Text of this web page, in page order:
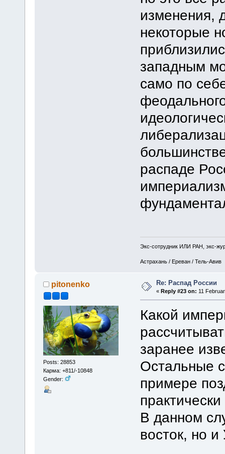
изменения,
некоторые
западным
само по
распаде
Экс-сотрудник ИЛИ РАН, экс-
Астрахань / Ереван / Тель-Авив
pitonenko
Posts: 28853
Карма: +811/-10848
Gender:
Re: Распад России
«Reply #23 on: 11
Какой
заранее
Остальные
примере
В данном
восток, но